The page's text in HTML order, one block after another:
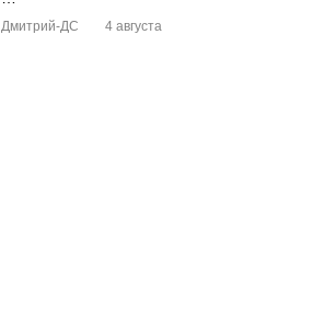
Дмитрий-ДС 4 августа